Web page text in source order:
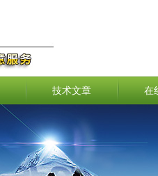
技术文章 在